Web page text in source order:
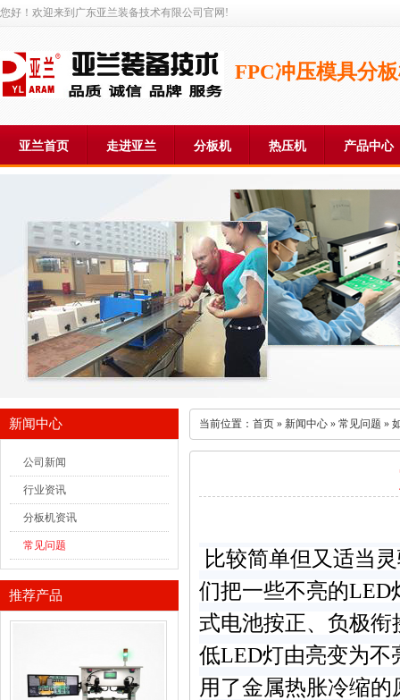
您好！欢迎来到广东亚兰装备技术有限公司官网!
FPC冲压模具分
亚兰首页 走进亚兰 分板机 热压机 产品中心
新闻中心
公司新闻
行业资讯
分板机资讯
常见问题
推荐产品
当前位置： 首页 » 新闻中心 » 常见问题 »
比较简单但又适当
们把一些不亮的LED
式电池按正、负极衔
低LED灯由亮变为不
用了金属热胀冷缩的